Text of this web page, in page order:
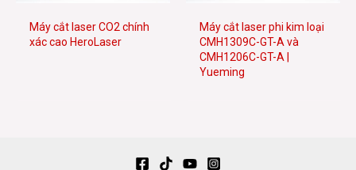
Máy cắt laser CO2 chính
xác cao HeroLaser
Máy cắt laser phi kim loại
CMH1309C-GT-A và
CMH1206C-GT-A |
Yueming